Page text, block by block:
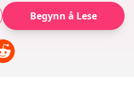
Begynn å Lese